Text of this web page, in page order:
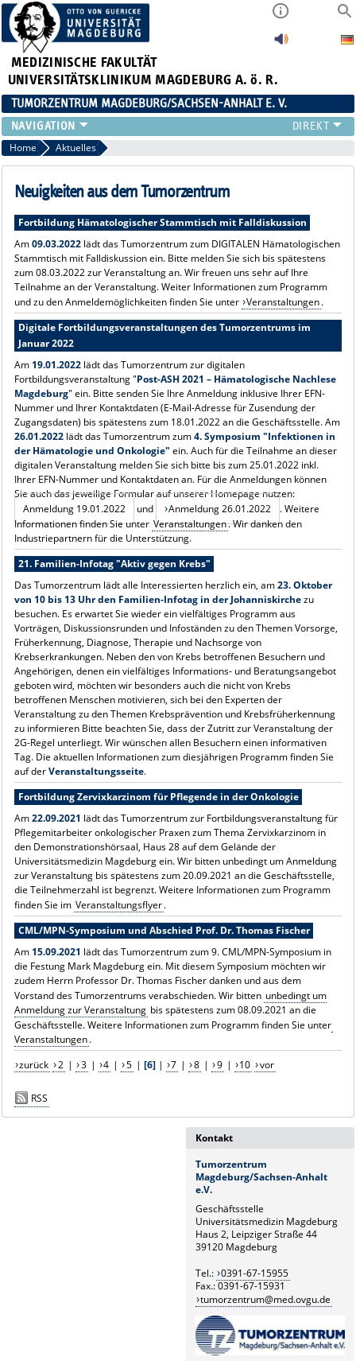
MEDIZINISCHE FAKULTÄT
UNIVERSITÄTSKLINIKUM MAGDEBURG A. ö. R.
TUMORZENTRUM MAGDEBURG/SACHSEN-ANHALT E. V.
ÜBER UNS
TEAM
AKTUELLES
PROJEKTE
ARBEITSGRUPPEN
KONTAKT
ANMELDUNG HÄMATOLOGISCHER STAMMTISCH 02.09.2026
Home Aktuelles
Neuigkeiten aus dem Tumorzentrum
Fortbildung Hämatologischer Stammtisch mit Falldiskussion
Am09.03.2022lädt das Tumorzentrum zum DIGITALEN Hämatologischen
Stammtisch mit Falldiskussion ein. Bitte melden Sie sich bis spätestens
zum 08.03.2022 zur Veranstaltung an. Wir freuen uns sehr auf Ihre
Teilnahme an der Veranstaltung. Weiter Informationen zum Programm
und zu den Anmeldemöglichkeiten finden Sie unter Veranstaltungen.
Digitale Fortbildungsveranstaltungen des Tumorzentrums im
Januar 2022
Am 19.01.2022lädt das Tumorzentrum zur digitalen
Fortbildungsveranstaltung "Post-ASH 2021 – Hämatologische Nachlese
Magdeburg" ein. Bitte senden Sie Ihre Anmeldung inklusive Ihrer EFN-
Nummer und Ihrer Kontaktdaten (E-Mail-Adresse für Zusendung der
Zugangsdaten) bis spätestens zum 18.01.2022 an die Geschäftsstelle. Am
26.01.2022lädt das Tumorzentrum zum4. Symposium "Infektionen in
der Hämatologie und Onkologie" ein. Auch für die Teilnahme an dieser
digitalen Veranstaltung melden Sie sich bitte bis zum 25.01.2022 inkl.
Ihrer EFN-Nummer und Kontaktdaten an. Für die Anmeldungen können
Sie auch das jeweilige Formular auf unserer Homepage nutzen:
Anmeldung 19.01.2022
und Anmeldung 26.01.2022
. Weitere
Informationen finden Sie unter Veranstaltungen. Wir danken den
Industriepartnernfür die Unterstützung.
21. Familien-Infotag "Aktiv gegen Krebs"
Das Tumorzentrum lädt alle Interessierten herzlich ein, am23. Oktober
von 10 bis 13 Uhr den Familien-Infotag in der Johanniskirchezu
besuchen. Es erwartet Sie wieder ein vielfältiges Programm aus
Vorträgen, Diskussionsrunden und Infoständen zu den Themen Vorsorge,
Früherkennung, Diagnose, Therapie und Nachsorge von
Krebserkrankungen. Neben den von Krebs betroffenen Besuchern und
Angehörigen, denen ein vielfältiges Informations- und Beratungsangebot
geboten wird, möchten wir besonders auch die nicht von Krebs
betroffenen Menschen motivieren, sich bei den Experten der
Veranstaltung zu den Themen Krebsprävention und Krebsfrüherkennung
zu informieren Bitte beachten Sie, dass der Zutritt zur Veranstaltung der
2G-Regel unterliegt. Wir wünschen allen Besuchern einen informativen
Tag. Die aktuellen Informationen zum diesjährigen Programm finden Sie
auf derVeranstaltungsseite.
Fortbildung Zervixkarzinom für Pflegende in der Onkologie
Am22.09.2021 lädt das Tumorzentrum zur Fortbildungsveranstaltung für
Pflegemitarbeiter onkologischer Praxen zum Thema Zervixkarzinom in
den Demonstrationshörsaal, Haus 28 auf dem Gelände der
Universitätsmedizin Magdeburg ein. Wir bitten unbedingt um Anmeldung
zur Veranstaltungbis spätestens zum 20.09.2021 an die Geschäftsstelle,
die Teilnehmerzahl ist begrenzt. Weitere Informationen zum Programm
finden Sie im Veranstaltungsflyer.
CML/MPN-Symposium und Abschied Prof. Dr. Thomas Fischer
Am 15.09.2021 lädt das Tumorzentrum zum 9. CML/MPN-Symposium in
die Festung Mark Magdeburg ein. Mit diesem Symposium möchten wir
zudem Herrn Professor Dr. Thomas Fischer danken und aus dem
Vorstand des Tumorzentrums verabschieden. Wir bitten unbedingt um
Anmeldung zur Veranstaltung bis spätestens zum 08.09.2021 an die
Geschäftsstelle. Weitere Informationen zum Programm finden Sie unter
Veranstaltungen.
zurück
2 | 3 | 4 | 5 | [6]| 7 | 8 | 9 | 10 vor
RSS
Kontakt
Tumorzentrum
Magdeburg/Sachsen-Anhalt
e.V.
Geschäftsstelle
Universitätsmedizin Magdeburg
Haus 2, Leipziger Straße 44
39120 Magdeburg
Tel.: 0391-67-15955
Fax.: 0391-67-15931
tumorzentrum@med.ovgu.de